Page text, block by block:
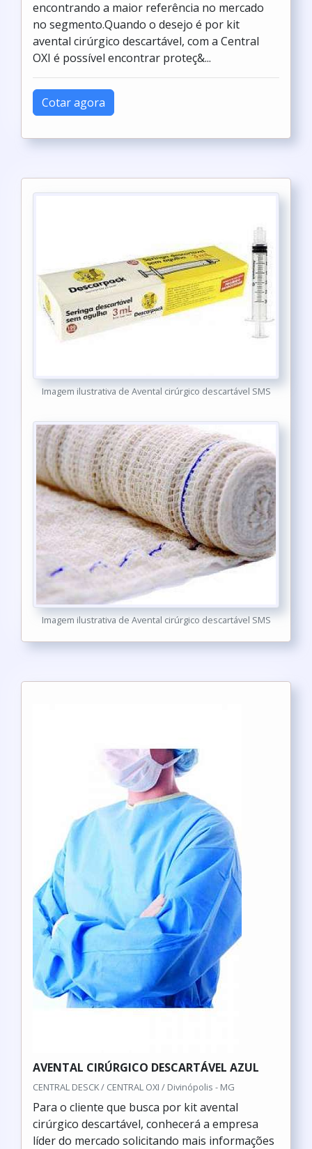
encontrando a maior referência no mercado
no segmento.Quando o desejo é por kit
avental cirúrgico descartável, com a Central
OXI é possível encontrar proteç&...
Cotar agora
Imagem ilustrativa de Avental cirúrgico descartável SMS
Imagem ilustrativa de Avental cirúrgico descartável SMS
AVENTAL CIRÚRGICO DESCARTÁVEL AZUL
CENTRAL DESCK / CENTRAL OXI / Divinópolis - MG
Para o cliente que busca por kit avental
cirúrgico descartável, conhecerá a empresa
líder do mercado solicitando mais informações